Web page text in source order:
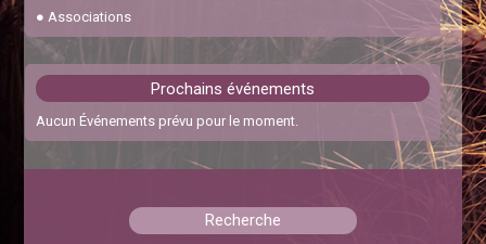
Feux interdits
22 octobre 2023
6 janvier 2026
15 septembre 2025
● Associations
Prochains événements
Aucun Événements prévu pour le moment.
Recherche